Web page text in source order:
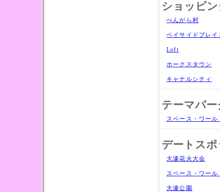
ショッピ
べんがら村
ベイサイドプレイ
Loft
ホークスタウン
キャナルシティ
テーマパー
スペース・ワール
デートス
大濠花火大会
スペース・ワール
大濠公園